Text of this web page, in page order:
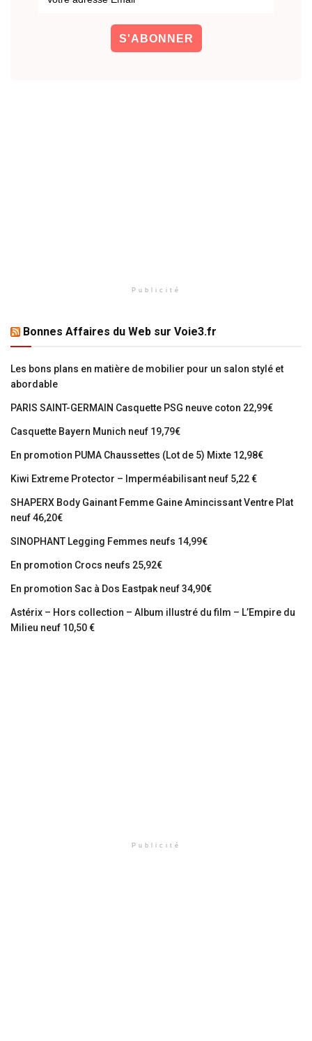
Publicité
Bonnes Affaires du Web sur Voie3.fr
Les bons plans en matière de mobilier pour un salon stylé et
abordable
PARIS SAINT-GERMAIN Casquette PSG neuve coton 22,99€
Casquette Bayern Munich neuf 19,79€
En promotion PUMA Chaussettes (Lot de 5) Mixte 12,98€
Kiwi Extreme Protector – Imperméabilisant neuf 5,22 €
SHAPERX Body Gainant Femme Gaine Amincissant Ventre Plat
neuf 46,20€
SINOPHANT Legging Femmes neufs 14,99€
En promotion Crocs neufs 25,92€
En promotion Sac à Dos Eastpak neuf 34,90€
Astérix – Hors collection – Album illustré du film – L’Empire du
Milieu neuf 10,50 €
Publicité